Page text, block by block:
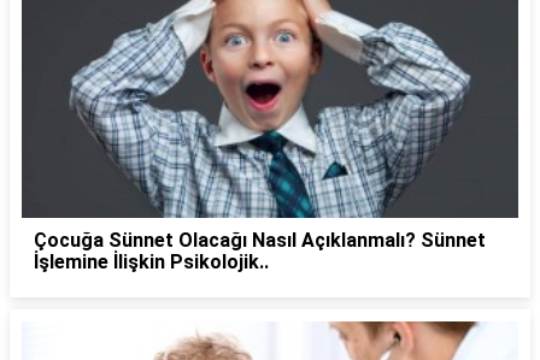
Çocuğa Sünnet Olacağı Nasıl Açıklanmalı? Sünnet
İşlemine İlişkin Psikolojik..